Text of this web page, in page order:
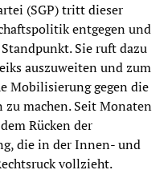
(SGP) tritt dieser
entgegen und
Sie ruft dazu
auszuweiten und zum
Mobilisierung gegen die
machen. Seit Monaten
Rücken der
die in der Innen- und
vollzieht.